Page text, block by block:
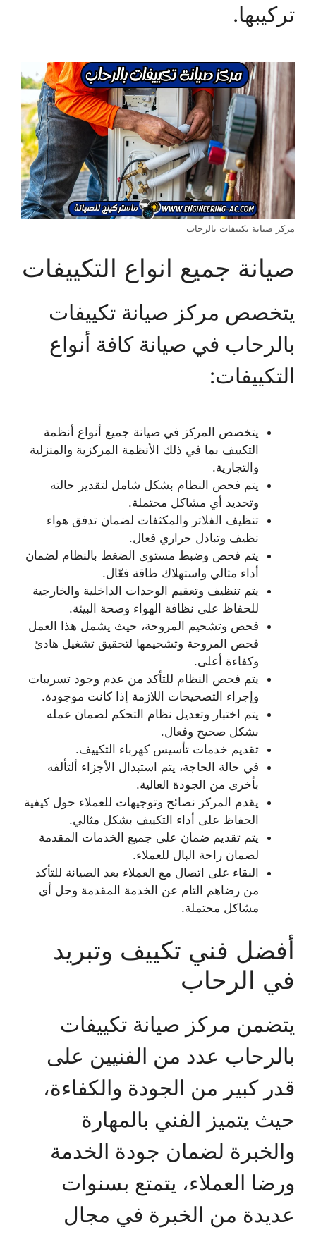
تركيبها.
مركز صيانة تكييفات بالرحاب
صيانة جميع انواع التكييفات
يتخصص مركز صيانة تكييفات
بالرحاب في صيانة كافة أنواع
التكييفات:
يتخصص المركز في صيانة جميع أنواع أنظمة
التكييف بما في ذلك الأنظمة المركزية والمنزلية
والتجارية.
يتم فحص النظام بشكل شامل لتقدير حالته
وتحديد أي مشاكل محتملة.
تنظيف الفلاتر والمكثفات لضمان تدفق هواء
نظيف وتبادل حراري فعال.
يتم فحص وضبط مستوى الضغط بالنظام لضمان
أداء مثالي واستهلاك طاقة فعّال.
يتم تنظيف وتعقيم الوحدات الداخلية والخارجية
للحفاظ على نظافة الهواء وصحة البيئة.
فحص وتشحيم المروحة، حيث يشمل هذا العمل
فحص المروحة وتشحيمها لتحقيق تشغيل هادئ
وكفاءة أعلى.
يتم فحص النظام للتأكد من عدم وجود تسريبات
وإجراء التصحيحات اللازمة إذا كانت موجودة.
يتم اختبار وتعديل نظام التحكم لضمان عمله
بشكل صحيح وفعال.
تقديم خدمات تأسيس كهرباء التكييف.
في حالة الحاجة، يتم استبدال الأجزاء ألتألفه
بأخرى من الجودة العالية.
يقدم المركز نصائح وتوجيهات للعملاء حول كيفية
الحفاظ على أداء التكييف بشكل مثالي.
يتم تقديم ضمان على جميع الخدمات المقدمة
لضمان راحة البال للعملاء.
البقاء على اتصال مع العملاء بعد الصيانة للتأكد
من رضاهم التام عن الخدمة المقدمة وحل أي
مشاكل محتملة.
أفضل فني تكييف وتبريد
في الرحاب
يتضمن مركز صيانة تكييفات
بالرحاب عدد من الفنيين على
قدر كبير من الجودة والكفاءة،
حيث يتميز الفني بالمهارة
والخبرة لضمان جودة الخدمة
ورضا العملاء، يتمتع بسنوات
عديدة من الخبرة في مجال